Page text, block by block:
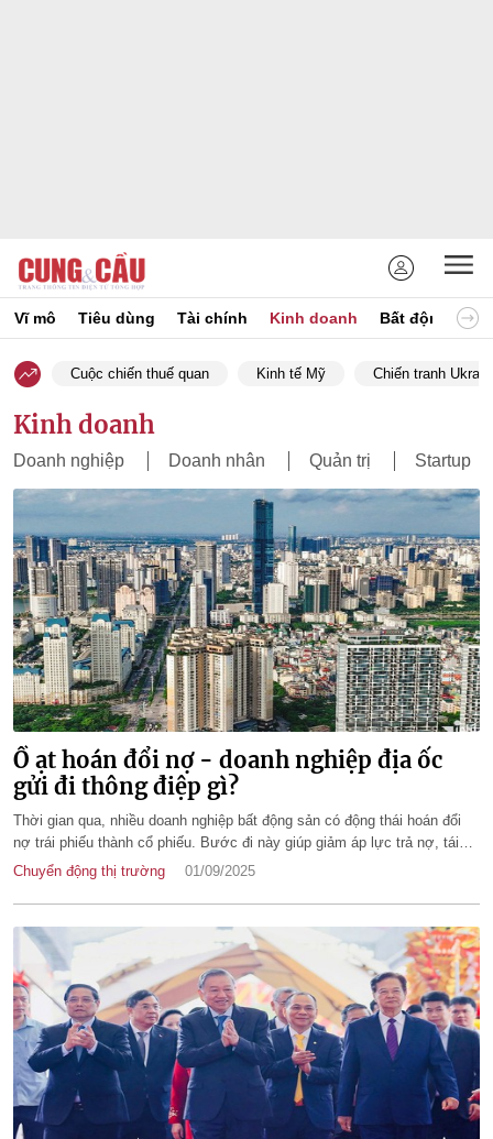
Vĩ mô Tiêu dùng Tài chính Kinh doanh Bất động sản
Cuộc chiến thuế quan Kinh tế Mỹ Chiến tranh
Kinh doanh
Doanh nghiệp Doanh nhân Quản trị Startup
Ồ ạt hoán đổi nợ - doanh nghiệp địa ốc
gửi đi thông điệp gì?
Thời gian qua, nhiều doanh nghiệp bất động sản có động thái hoán đổi
nợ trái phiếu thành cổ phiếu. Bước đi này giúp giảm áp lực trả nợ, tái
cấu trúc tài chính nhưng cũng phơi bày thực trạng khó khăn của các
Chuyển động thị trường 01/09/2025